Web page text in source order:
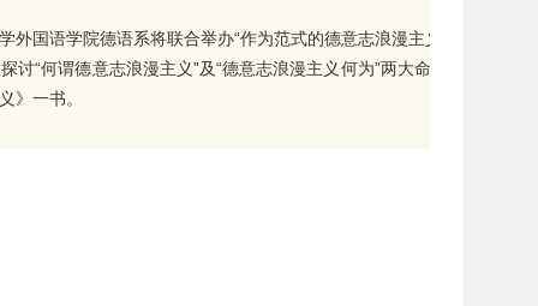
国语学院德语系将联合举办“作为范式的德意志浪漫主义”学
“何谓德意志浪漫主义”及“德意志浪漫主义何为”两大命题，
》一书。